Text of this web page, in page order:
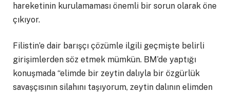
hareketinin kurulamaması önemli bir sorun olarak öne
çıkıyor.
Filistin’e dair barışçı çözümle ilgili geçmişte belirli
girişimlerden söz etmek mümkün. BM’de yaptığı
konuşmada “elimde bir zeytin dalıyla bir özgürlük
savaşçısının silahını taşıyorum, zeytin dalının elimden